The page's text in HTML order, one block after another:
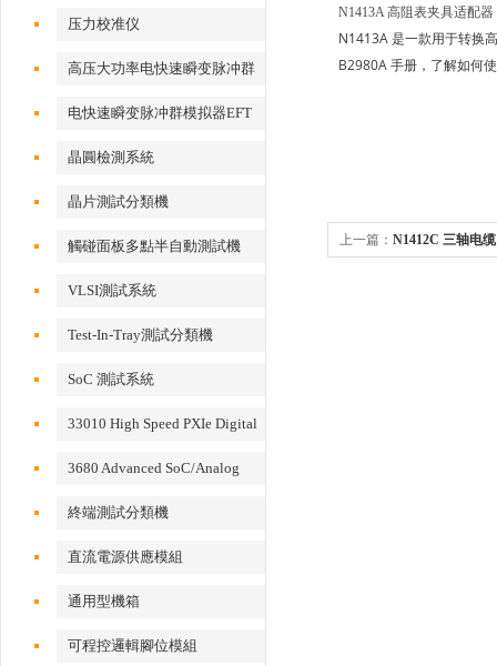
压力校准仪
高压大功率电快速瞬变脉冲群
测试系统
电快速瞬变脉冲群模拟器EFT
500x
晶圓檢測系統
晶片測試分類機
觸碰面板多點半自動測試機
VLSI測試系統
Test-In-Tray測試分類機
SoC 測試系統
33010 High Speed PXIe Digital
3680 Advanced SoC/Analog
Test System
終端測試分類機
直流電源供應模組
通用型機箱
可程控邏輯腳位模組
N1413A 高阻表夹具适配器
N1413A 是一款用于转换
B2980A 手册，了解如何
上一篇： N1412C 三轴电